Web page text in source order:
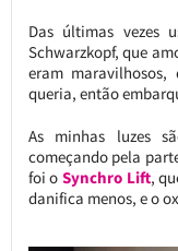
Das últimas vezes
Schwarzkopf, que
eram
queria, então
As minhas luzes
começando pela
foi o Synchro Lift,
danifica menos, e o